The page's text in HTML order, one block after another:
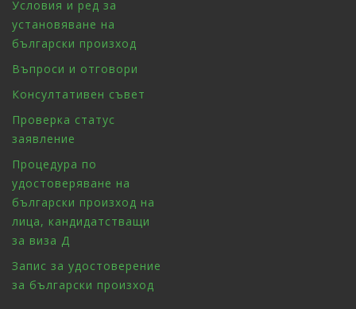
Условия и ред за
установяване на
български произход
Въпроси и отговори
Консултативен съвет
Проверка статус
заявление
Процедура по
удостоверяване на
български произход на
лица, кандидатстващи
за виза Д
Запис за удостоверение
за български произход